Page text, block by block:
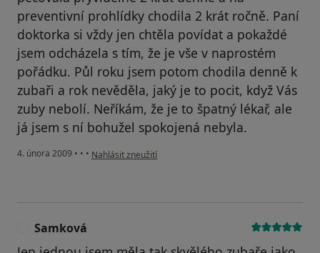
preventivní prohlídky chodila 2 krát ročně. Paní
doktorka si vždy jen chtěla povídat a pokaždé
jsem odcházela s tím, že je vše v naprostém
pořádku. Půl roku jsem potom chodila denně k
zubaři a rok nevěděla, jaký je to pocit, když Vás
zuby nebolí. Neříkám, že je to špatný lékař, ale
já jsem s ní bohužel spokojená nebyla.
4. února 2009 • • • podle názoru uživatele Katty01
Nahlásit zneužití
Samková